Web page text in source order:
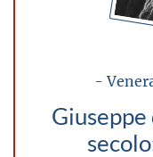
-
Giuseppe